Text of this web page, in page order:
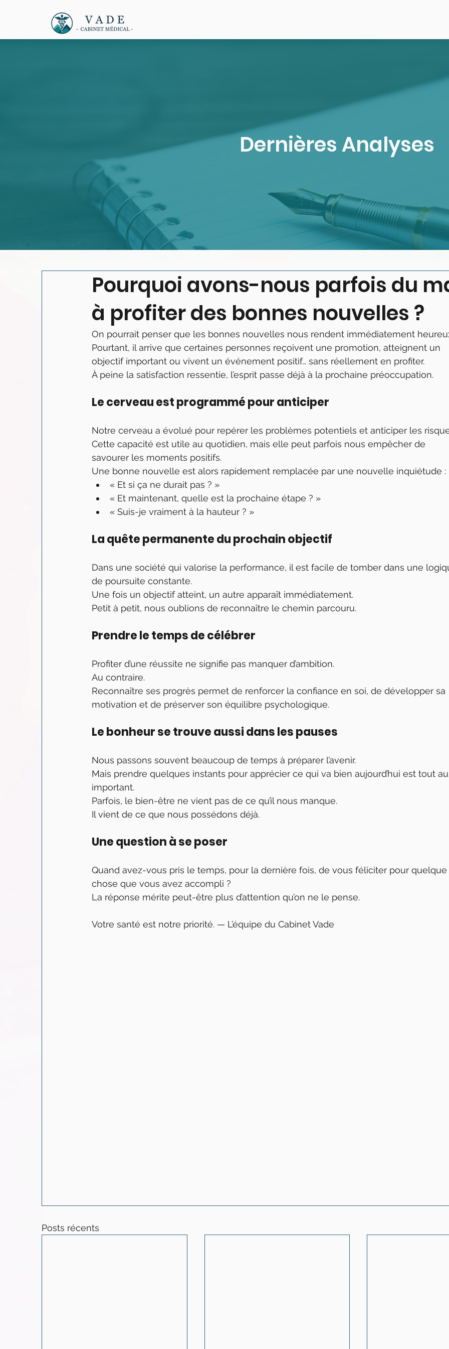
Dernières Analyses
Pourquoi avons-nous parfois du
à profiter des bonnes nouvelles ?
On pourrait penser que les bonnes nouvelles nous rendent immédiatement
Pourtant, il arrive que certaines personnes reçoivent une promotion, atteignent un
objectif important ou vivent un événement positif… sans réellement en profiter.
À peine la satisfaction ressentie, l’esprit passe déjà à la prochaine préoccupation.
Le cerveau est programmé pour anticiper
Notre cerveau a évolué pour repérer les problèmes potentiels et anticiper les
Cette capacité est utile au quotidien, mais elle peut parfois nous empêcher de
savourer les moments positifs.
Une bonne nouvelle est alors rapidement remplacée par une nouvelle inquiétude :
« Et si ça ne durait pas ? »
« Et maintenant, quelle est la prochaine étape ? »
« Suis-je vraiment à la hauteur ? »
La quête permanente du prochain objectif
Dans une société qui valorise la performance, il est facile de tomber dans une
de poursuite constante.
Une fois un objectif atteint, un autre apparaît immédiatement.
Petit à petit, nous oublions de reconnaître le chemin parcouru.
Prendre le temps de célébrer
Profiter d’une réussite ne signifie pas manquer d’ambition.
Au contraire.
Reconnaître ses progrès permet de renforcer la confiance en soi, de développer sa
motivation et de préserver son équilibre psychologique.
Le bonheur se trouve aussi dans les pauses
Nous passons souvent beaucoup de temps à préparer l’avenir.
Mais prendre quelques instants pour apprécier ce qui va bien aujourd’hui est tout
important.
Parfois, le bien-être ne vient pas de ce qu’il nous manque.
Il vient de ce que nous possédons déjà.
Une question à se poser
Quand avez-vous pris le temps, pour la dernière fois, de vous féliciter pour quelque
chose que vous avez accompli ?
La réponse mérite peut-être plus d’attention qu’on ne le pense.
Votre santé est notre priorité. — L’équipe du Cabinet Vade
Posts récents